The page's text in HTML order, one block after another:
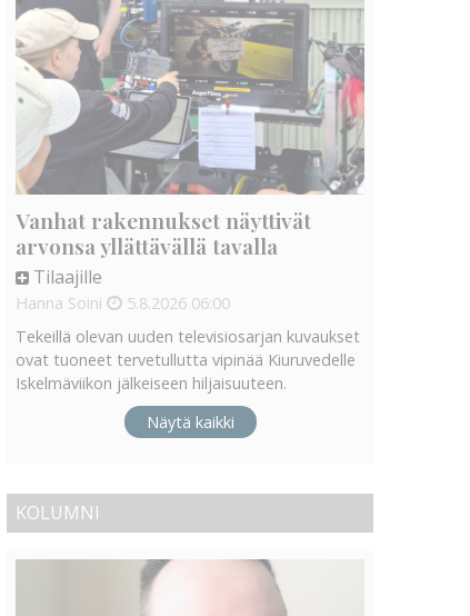
Vanhat rakennukset näyttivät
arvonsa yllättävällä tavalla
Tilaajille
Hanna Soini 5.8.2026 06:00
Tekeillä olevan uuden televisiosarjan kuvaukset
ovat tuoneet tervetullutta vipinää Kiuruvedelle
Iskelmäviikon jälkeiseen hiljaisuuteen.
Näytä kaikki
KOLUMNI